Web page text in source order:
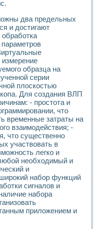
процессов получения
зрения для контроля
переходных процессов
разработке обучающих
тренажеров путем
и защиты ускорителя
процессом
газовой среды специальной
обеспечения с
NATIONAL INSTRUMENTS
термотрансферной
исследований на базе
для исследова¬ния
переходных процессов
переходных
сварных швов на базе
с применением
и эффективности систем
учебные стенды
стенда по измерению
комплексы для
нелинейных
приборов в процесе
ELECTRONICS WORKBENCH-
два предельных
и достигают
образца на
серии
плоскостью
Для создания ВЛП
- простота и
что
временные затраты на
взаимодействия; -
что существенно
участвовать в
легко и
необходимый и
и
набор функций
сигналов и
набора
приложением и